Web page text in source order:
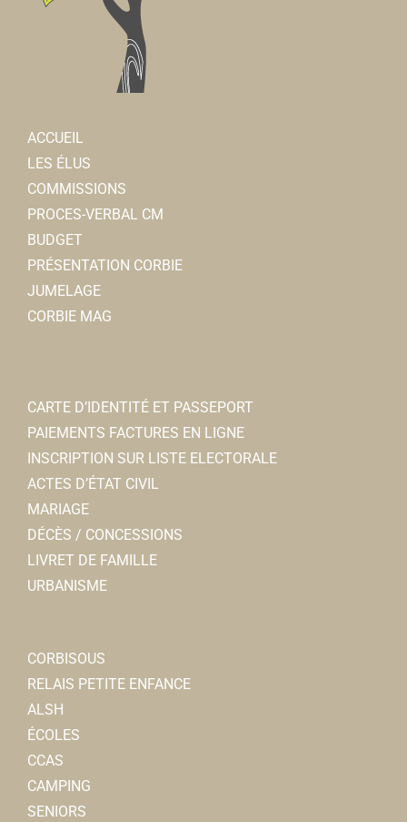
ACCUEIL
LES ÉLUS
COMMISSIONS
PROCES-VERBAL CM
BUDGET
PRÉSENTATION CORBIE
JUMELAGE
CORBIE MAG
CARTE D’IDENTITÉ ET PASSEPORT
PAIEMENTS FACTURES EN LIGNE
INSCRIPTION SUR LISTE ELECTORALE
ACTES D’ÉTAT CIVIL
MARIAGE
DÉCÈS / CONCESSIONS
LIVRET DE FAMILLE
URBANISME
CORBISOUS
RELAIS PETITE ENFANCE
ALSH
ÉCOLES
CCAS
CAMPING
SENIORS